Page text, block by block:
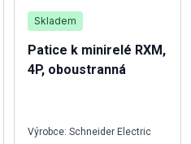
Skladem
Patice k minirelé RXM,
4P, oboustranná
Výrobce: Schneider Electric